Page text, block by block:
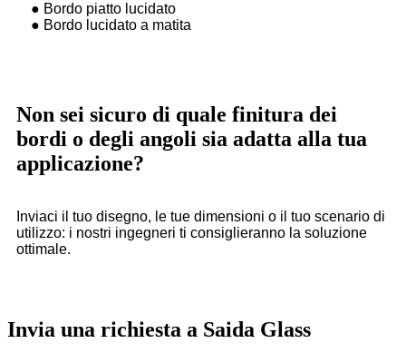
● Bordo piatto lucidato
● Bordo lucidato a matita
Non sei sicuro di quale finitura dei
bordi o degli angoli sia adatta alla tua
applicazione?
Inviaci il tuo disegno, le tue dimensioni o il tuo scenario di
utilizzo: i nostri ingegneri ti consiglieranno la soluzione
ottimale.
Invia una richiesta a Saida Glass